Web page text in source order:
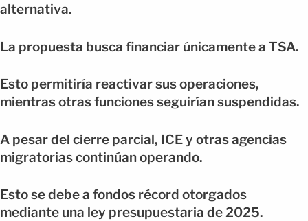
alternativa.
La propuesta busca financiar únicamente a TSA.
Esto permitiría reactivar sus operaciones,
mientras otras funciones seguirían suspendidas.
A pesar del cierre parcial, ICE y otras agencias
migratorias continúan operando.
Esto se debe a fondos récord otorgados
mediante una ley presupuestaria de 2025.